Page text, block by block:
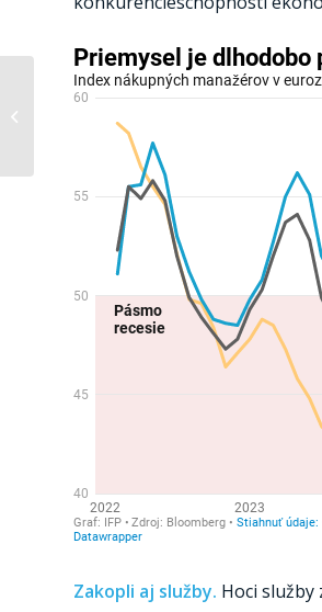
Zakopli aj služby. Hoci služby
Trh práce prešľapuje
na mieste (flash)